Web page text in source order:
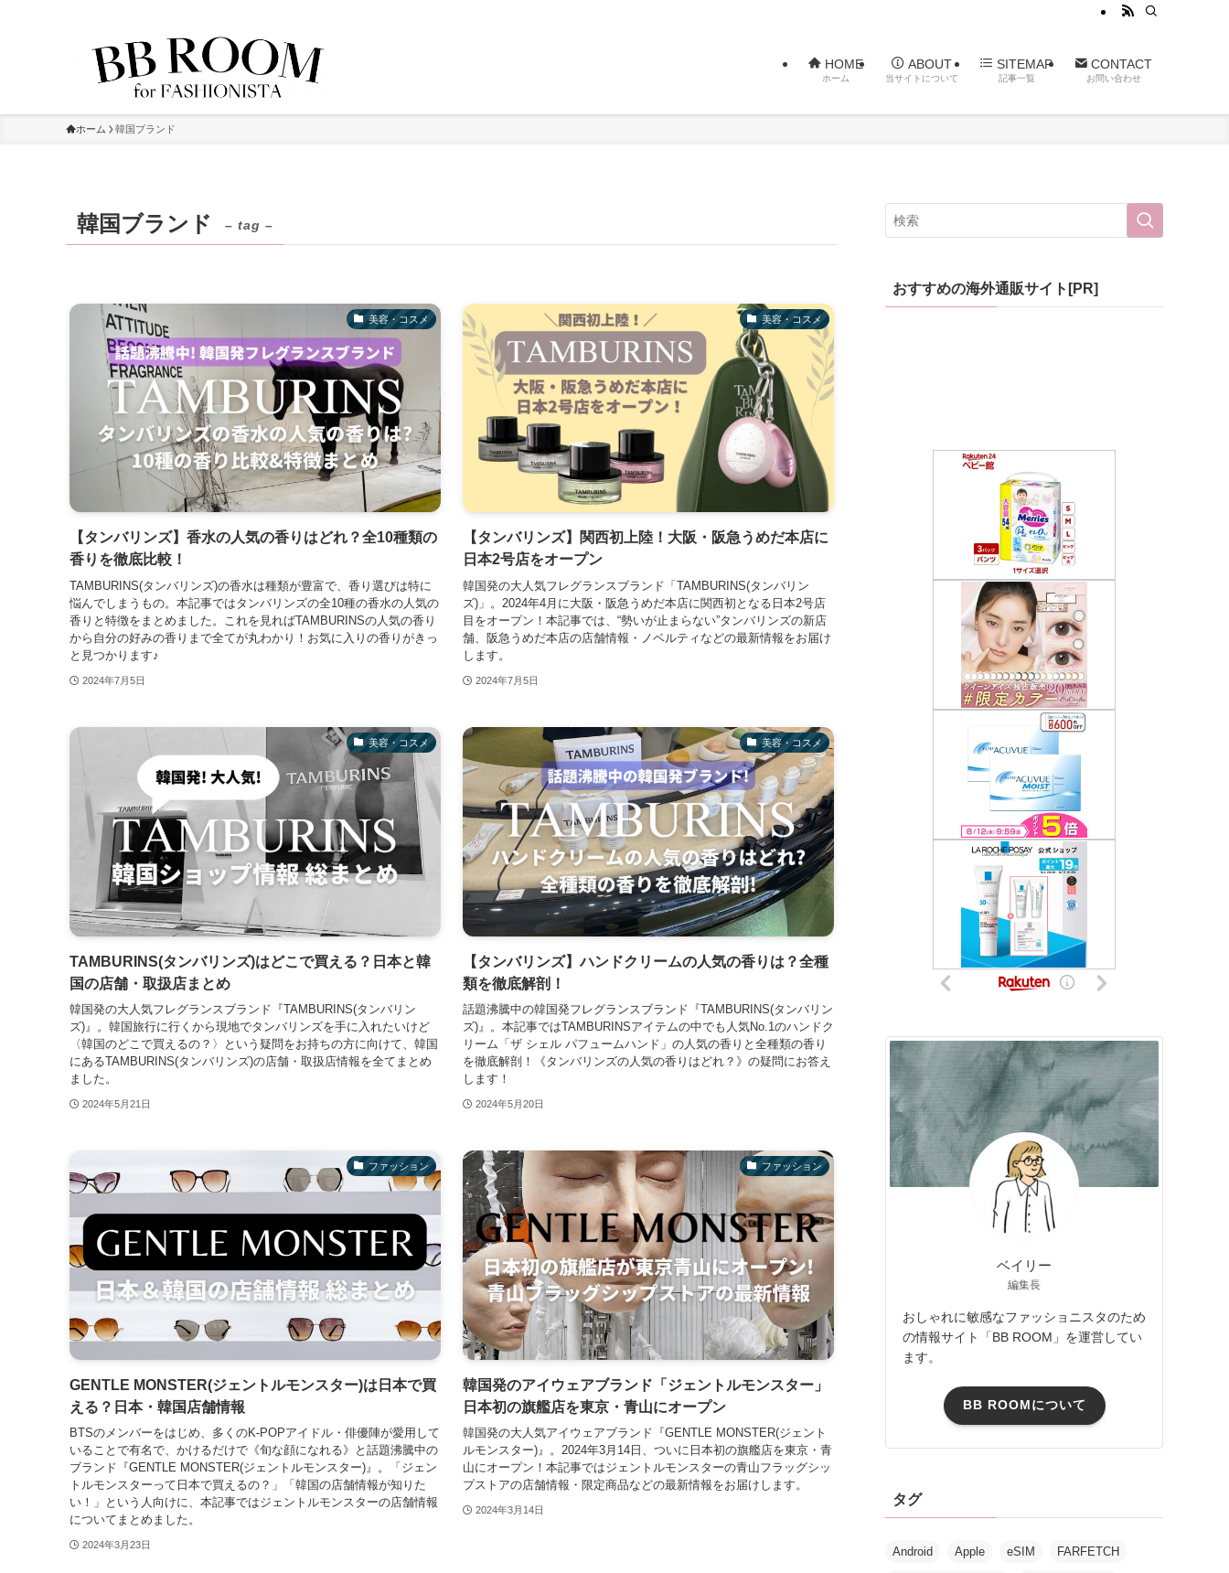
HOME
ホーム
ABOUT
当サイトについて
SITEMAP
記事一覧
CONTACT
お問い合わせ
ホーム 韓国ブランド
韓国ブランド – tag –
美容・コスメ
【タンバリンズ】香水の人気の香りはどれ？全10種類の
香りを徹底比較！
TAMBURINS(タンバリンズ)の香水は種類が豊富で、香り選びは特に
悩んでしまうもの。本記事ではタンバリンズの全10種の香水の人気の
香りと特徴をまとめました。これを見ればTAMBURINSの人気の香り
から自分の好みの香りまで全てが丸わかり！お気に入りの香りがきっ
と見つかります♪
2024年7月5日
美容・コスメ
【タンバリンズ】関西初上陸！大阪・阪急うめだ本店に
日本2号店をオープン
韓国発の大人気フレグランスブランド「TAMBURINS(タンバリン
ズ)」。2024年4月に大阪・阪急うめだ本店に関西初となる日本2号店
目をオープン！本記事では、“勢いが止まらない”タンバリンズの新店
舗、阪急うめだ本店の店舗情報・ノベルティなどの最新情報をお届け
します。
2024年7月5日
美容・コスメ
TAMBURINS(タンバリンズ)はどこで買える？日本と韓
国の店舗・取扱店まとめ
韓国発の大人気フレグランスブランド『TAMBURINS(タンバリン
ズ)』。韓国旅行に行くから現地でタンバリンズを手に入れたいけど
〈韓国のどこで買えるの？〉という疑問をお持ちの方に向けて、韓国
にあるTAMBURINS(タンバリンズ)の店舗・取扱店情報を全てまとめ
ました。
2024年5月21日
美容・コスメ
【タンバリンズ】ハンドクリームの人気の香りは？全種
類を徹底解剖！
話題沸騰中の韓国発フレグランスブランド『TAMBURINS(タンバリン
ズ)』。本記事ではTAMBURINSアイテムの中でも人気No.1のハンドク
リーム「ザ シェル パフュームハンド」の人気の香りと全種類の香り
を徹底解剖！《タンバリンズの人気の香りはどれ？》の疑問にお答え
します！
2024年5月20日
ファッション
GENTLE MONSTER(ジェントルモンスター)は日本で買
える？日本・韓国店舗情報
BTSのメンバーをはじめ、多くのK-POPアイドル・俳優陣が愛用して
いることで有名で、かけるだけで《旬な顔になれる》と話題沸騰中の
ブランド『GENTLE MONSTER(ジェントルモンスター)』。「ジェン
トルモンスターって日本で買えるの？」「韓国の店舗情報が知りた
い！」という人向けに、本記事ではジェントルモンスターの店舗情報
についてまとめました。
2024年3月23日
ファッション
韓国発のアイウェアブランド「ジェントルモンスター」
日本初の旗艦店を東京・青山にオープン
韓国発の大人気アイウェアブランド『GENTLE MONSTER(ジェント
ルモンスター)』。2024年3月14日、ついに日本初の旗艦店を東京・青
山にオープン！本記事ではジェントルモンスターの青山フラッグシッ
プストアの店舗情報・限定商品などの最新情報をお届けします。
2024年3月14日
おすすめの海外通販サイト[PR]
ベイリー
編集長
おしゃれに敏感なファッショニスタのため
の情報サイト「BB ROOM」を運営してい
ます。
BB ROOMについて
タグ
Android Apple eSIM FARFETCH